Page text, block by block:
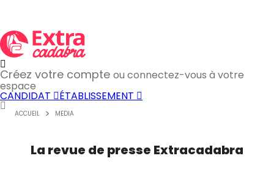
Créez votre compte ou connectez-vous à votre
espace
CANDIDAT ÉTABLISSEMENT
ACCUEIL MEDIA
La revue de presse Extracadabra